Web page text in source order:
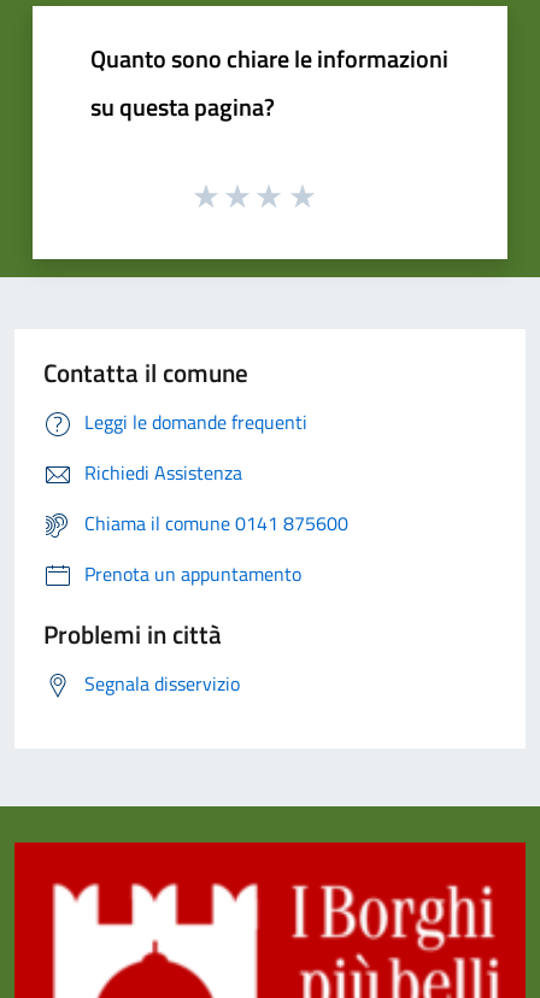
Quanto sono chiare le informazioni
su questa pagina?
Contatta il comune
Leggi le domande frequenti
Richiedi Assistenza
Chiama il comune 0141 875600
Prenota un appuntamento
Problemi in città
Segnala disservizio